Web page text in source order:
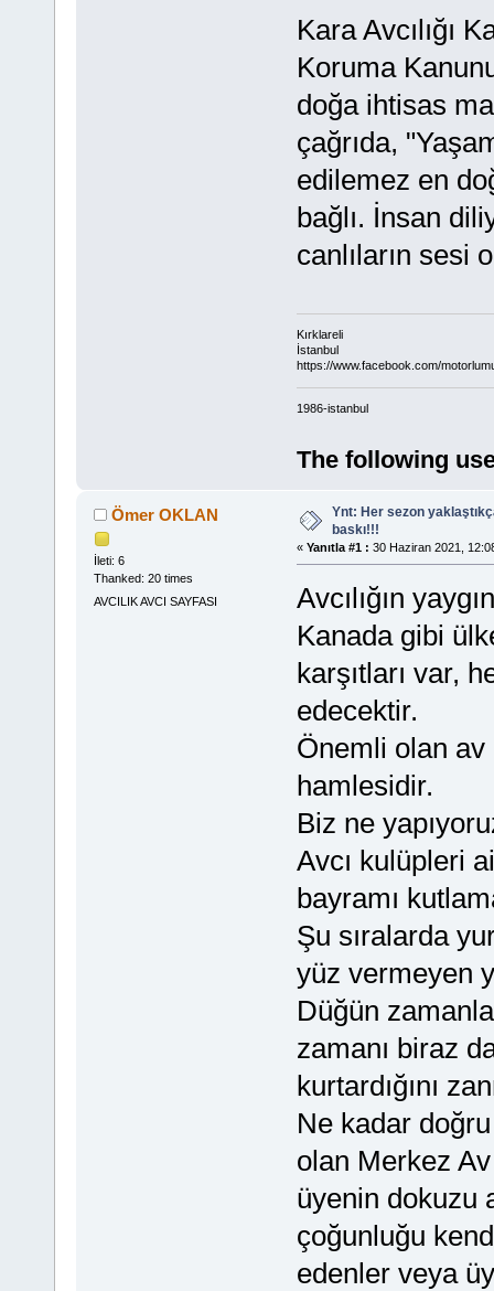
Kara Avcılığı
Koruma
doğa ihtisas
çağrıda,
edilemez en
bağlı. İnsan
canlıların sesi
Kırklareli
İstanbul
https://www.facebook.com/
1986-istanbul
The following
Ömer OKLAN
İleti: 6
Thanked: 20 times
AVCILIK AVCI SAYFASI
Ynt: Her sezon
baskı!!!
« Yanıtla #1 : 30 Haziran 2021,
Avcılığın
Kanada gibi
karşıtları var,
edecektir.
Önemli olan av
hamlesidir.
Biz ne
Avcı kulüpleri
bayramı
Şu sıralarda
yüz vermeyen
Düğün
zamanı biraz
kurtardığını
Ne kadar
olan Merkez
üyenin dokuzu
çoğunluğu
edenler veya